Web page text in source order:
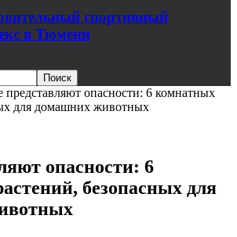
спортивный
в Тюмени
представляют опасности: 6 комнатных
для домашних животных
опасности: 6
безопасных для